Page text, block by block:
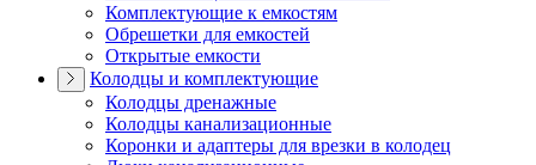
Комплектующие к емкостям
Обрешетки для емкостей
Открытые емкости
Колодцы и комплектующие
Колодцы дренажные
Колодцы канализационные
Коронки и адаптеры для врезки в колодец